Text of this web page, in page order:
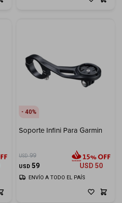
40
Soporte Infini Para Garmin
USD 99
USD 59 USD 50
ENVÍO A TODO EL PAÍS